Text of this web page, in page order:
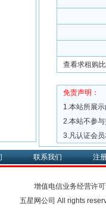
查看求租购
免责声明：
1.本站所展
2.本站不参
3.凡认证会
联系我们 注
增值电信业务经营许
五星网公司 All rights